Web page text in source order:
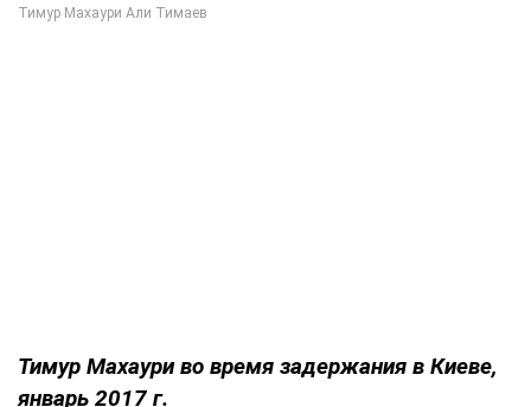
Тимур Махаури во время задержания в Киеве,
январь 2017 г.